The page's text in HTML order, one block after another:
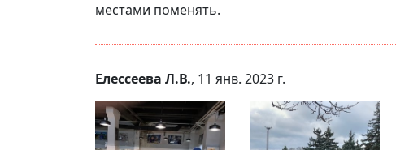
местами поменять.
Елессеева Л.В., 11 янв. 2023 г.